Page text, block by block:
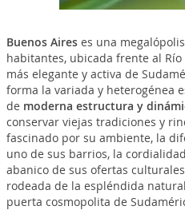
Buenos Aireses una
habitantes, ubicada frente al
más elegante y activa de
forma la variada y heterogénea
de moderna estructura y
conservar viejas tradiciones y
fascinado por su ambiente, la
uno de sus barrios, la
abanico de sus ofertas
rodeada de la espléndida
puerta cosmopolita de